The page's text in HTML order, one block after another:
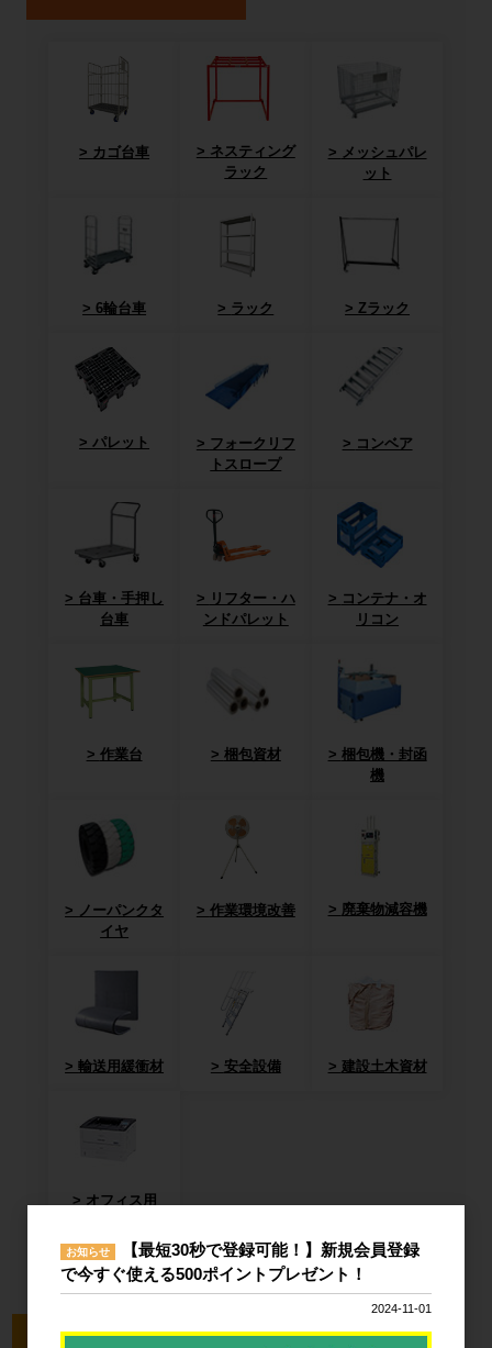
カゴ台車
ネスティング
ラック
メッシュパレ
ット
6輪台車 ラック Zラック
パレット
フォークリフ
トスロープ
コンベア
台車・手押し
台車
リフター・ハ
ンドパレット
コンテナ・オ
リコン
作業台 梱包資材
梱包機・封函
機
ノーパンクタ
イヤ
作業環境改善 廃棄物減容機
輸送用緩衝材 安全設備 建設土木資材
オフィス用
今回のピックアップ商品
お知らせ
【最短30秒で登録可能！】新規会員登録
で今すぐ使える500ポイントプレゼント！
2024-11-01